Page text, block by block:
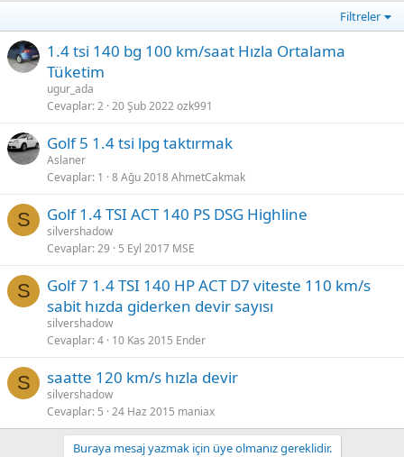
Filtreler
1.4 tsi 140 bg 100 km/saat Hızla Ortalama
Tüketim
ugur_ada
Cevaplar 2 20 Şub 2022ozk991
Golf 5 1.4 tsi lpg taktırmak
Aslaner
Cevaplar 1 8 Ağu 2018AhmetCakmak
S Golf 1.4 TSI ACT 140 PS DSG Highline
silvershadow
Cevaplar 29 5 Eyl 2017 MSE
S
Golf 7 1.4 TSI 140 HP ACT D7 viteste 110 km/s
sabit hızda giderken devir sayısı
silvershadow
Cevaplar 4 10 Kas 2015 Ender
S saatte 120 km/s hızla devir
silvershadow
Cevaplar 5 24 Haz 2015 maniax
Buraya mesaj yazmak için üye olmanız gereklidir.